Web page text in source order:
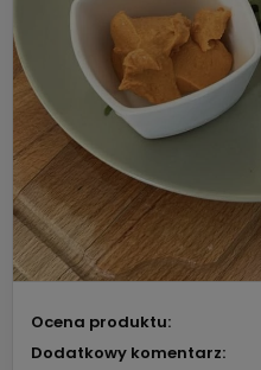
Ocena produktu:
Dodatkowy komentarz: